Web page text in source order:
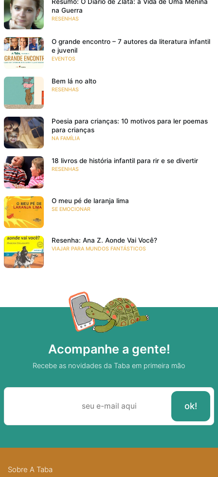
Resumo: O Diário de Zlata: a Vida de Uma Menina
na Guerra
RESENHAS
O grande encontro – 7 autores da literatura infantil
e juvenil
EVENTOS
Bem lá no alto
RESENHAS
Poesia para crianças: 10 motivos para ler poemas
para crianças
NA FAMÍLIA
18 livros de história infantil para rir e se divertir
RESENHAS
O meu pé de laranja lima
SE EMOCIONAR
Resenha: Ana Z. Aonde Vai Você?
VIAJAR PARA MUNDOS FANTÁSTICOS
Acompanhe a gente!
Recebe as novidades da Taba em primeira mão
Sobre A Taba